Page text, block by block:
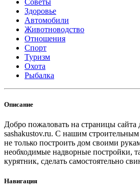
Здоровье
Автомобили
Животноводство
Отношения
Спорт
Туризм
Охота
Рыбалка
Описание
Добро пожаловать на страницы
sashakustov.ru. С нашим
не только построить дом своими
необходимые надворные постройки,
курятник, сделать самостоятельно
Навигация